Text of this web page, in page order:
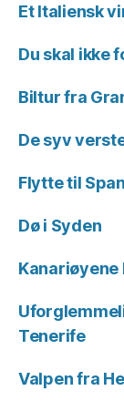
Et Italiensk
Du skal ikke
Biltur fra
De syv
Flytte til
Dø i Syden
Kanariøyene
Tenerife
Valpen fra